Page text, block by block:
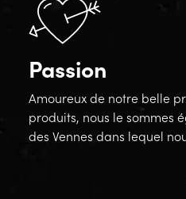
Passion
Amoureux de notre belle
produits, nous le sommes
des Vennes dans lequel